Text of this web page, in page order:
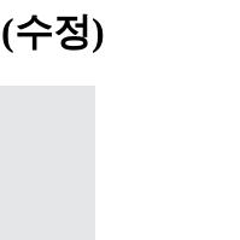
수정)